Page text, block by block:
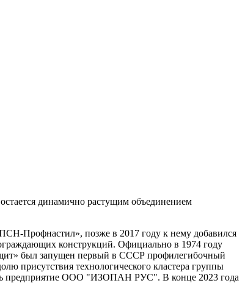
динамично растущим объединением
Профнастил», позже в 2017 году к нему добавился
конструкций. Официально в 1974 году
был запущен первый в СССР профилегибочный
присутствия технологического кластера группы
предприятие ООО "ИЗОПАН РУС". В конце 2023 года